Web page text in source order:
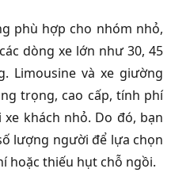
phù hợp cho nhóm nhỏ,
dòng xe lớn như 30, 45
Limousine và xe giường
trọng, cao cấp, tính phí
khách nhỏ. Do đó, bạn
lượng người để lựa chọn
hoặc thiếu hụt chỗ ngồi.